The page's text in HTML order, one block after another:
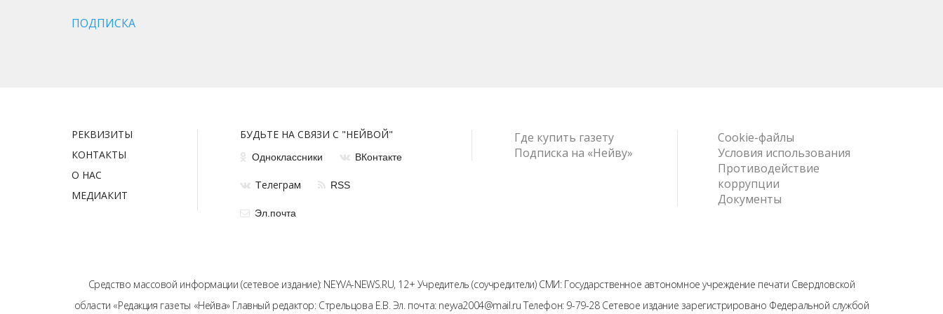
ПОДПИСКА
РЕКВИЗИТЫ
КОНТАКТЫ
О НАС
МЕДИАКИТ
БУДЬТЕ НА СВЯЗИ С "НЕЙВОЙ"
Одноклассники ВКонтакте
Телеграм RSS
Эл.почта
Где купить газету
Подписка на «Нейву»
Cookie-файлы
Условия использования
Противодействие
коррупции
Документы
Средство массовой информации (сетевое издание): NEYVA-NEWS.RU, 12+ Учредитель (соучредители) СМИ: Государственное автономное учреждение печати Свердловской
области «Редакция газеты «Нейва» Главный редактор: Стрельцова Е.В. Эл. почта: neyva2004@mail.ru Телефон: 9-79-28 Сетевое издание зарегистрировано Федеральной службой